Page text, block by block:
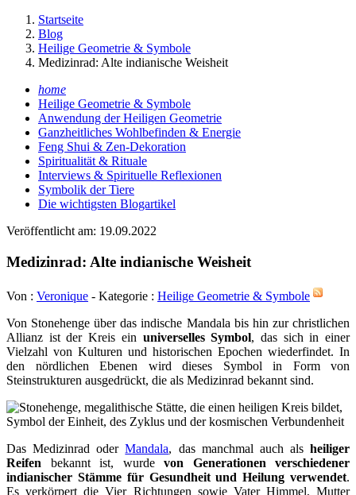
Startseite
Blog
Heilige Geometrie & Symbole
Medizinrad: Alte indianische Weisheit
home
Heilige Geometrie & Symbole
Anwendung der Heiligen Geometrie
Ganzheitliches Wohlbefinden & Energie
Feng Shui & Zen-Dekoration
Spiritualität & Rituale
Interviews & Spirituelle Reflexionen
Symbolik der Tiere
Die wichtigsten Blogartikel
Veröffentlicht am: 19.09.2022
Medizinrad: Alte indianische Weisheit
Von : Veronique - Kategorie : Heilige Geometrie & Symbole
Von Stonehenge über das indische Mandala bis hin zur christlichen
Allianz ist der Kreis ein universelles Symbol, das sich in einer
Vielzahl von Kulturen und historischen Epochen wiederfindet. In
den nördlichen Ebenen wird dieses Symbol in Form von
Steinstrukturen ausgedrückt, die als Medizinrad bekannt sind.
Das Medizinrad oderMandala, das manchmal auch als heiliger
Reifen bekannt ist, wurde von Generationen verschiedener
indianischer Stämme für Gesundheit und Heilung verwendet.
Es verkörpert die Vier Richtungen sowie Vater Himmel, Mutter